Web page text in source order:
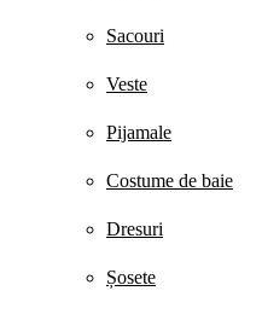
Sacouri
Veste
Pijamale
Costume de baie
Dresuri
Șosete